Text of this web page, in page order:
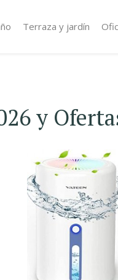
Terraza y jardín
y